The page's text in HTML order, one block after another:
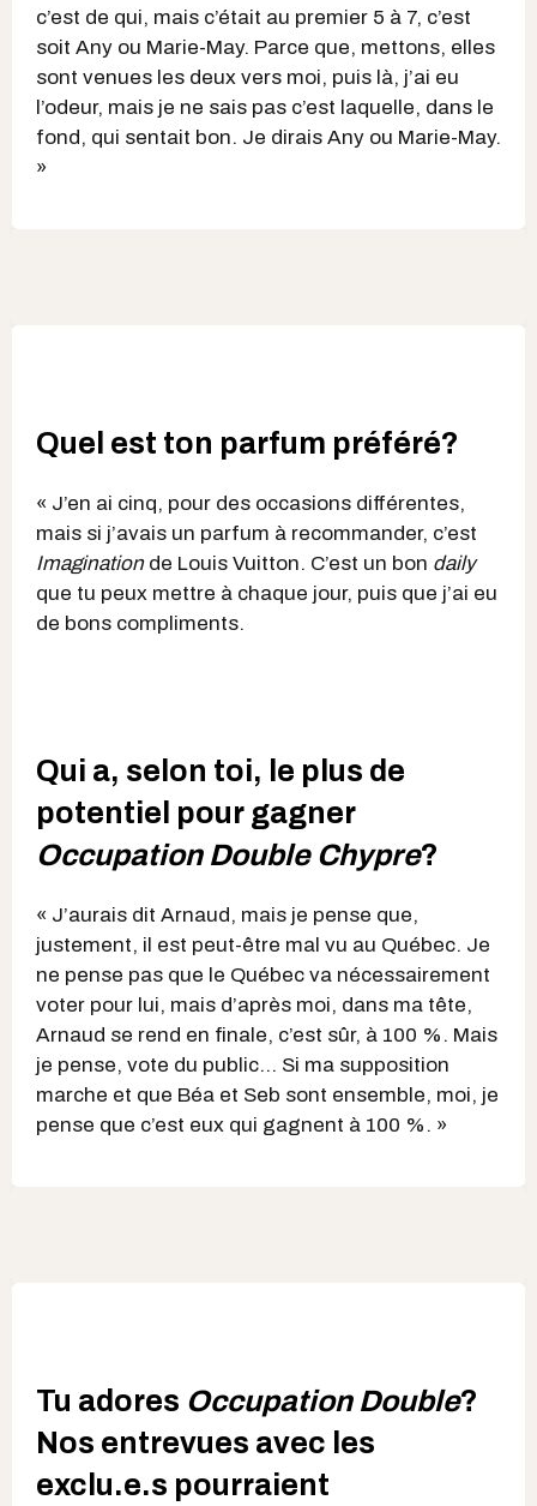
c’est de qui, mais c’était au premier 5 à 7, c’est
soit Any ou Marie-May. Parce que, mettons, elles
sont venues les deux vers moi, puis là, j’ai eu
l’odeur, mais je ne sais pas c’est laquelle, dans le
fond, qui sentait bon. Je dirais Any ou Marie-May.
»
Quel est ton parfum préféré?
« J’en ai cinq, pour des occasions différentes,
mais si j’avais un parfum à recommander, c’est
Imaginationde Louis Vuitton. C’est un bon daily
que tu peux mettre à chaque jour, puis que j’ai eu
de bons compliments.
Qui a, selon toi, le plus de
potentiel pour gagner
Occupation Double Chypre?
« J’aurais dit Arnaud, mais je pense que,
justement, il est peut-être mal vu au Québec. Je
ne pense pas que le Québec va nécessairement
voter pour lui, mais d’après moi, dans ma tête,
Arnaud se rend en finale, c’est sûr, à 100 %. Mais
je pense, vote du public… Si ma supposition
marche et que Béa et Seb sont ensemble, moi, je
pense que c’est eux qui gagnent à 100 %. »
Tu adores Occupation Double?
Nos entrevues avec les
exclu.e.s pourraient